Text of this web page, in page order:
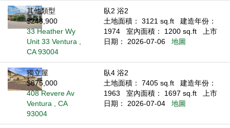
其他類型
$248,900
33 Heather Wy
Unit 33 Ventura ,
CA 93004
臥2 浴2
土地面積： 3121 sq.ft
建造年份：
1974
室內面積： 1200 sq.ft
上市
日期： 2026-07-06
地圖
獨立屋
$875,000
408 Revere Av
Ventura , CA
93004
臥4 浴2
土地面積： 7405 sq.ft
建造年份：
1963
室內面積： 1697 sq.ft
上市
日期： 2026-07-04
地圖